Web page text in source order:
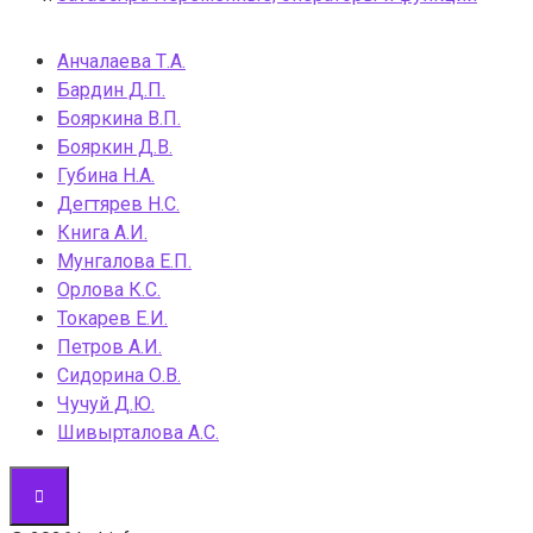
Анчалаева Т.А.
Бардин Д.П.
Бояркина В.П.
Бояркин Д.В.
Губина Н.А.
Дегтярев Н.С.
Книга А.И.
Мунгалова Е.П.
Орлова К.С.
Токарев Е.И.
Петров А.И.
Сидорина О.В.
Чучуй Д.Ю.
Шивырталова А.С.